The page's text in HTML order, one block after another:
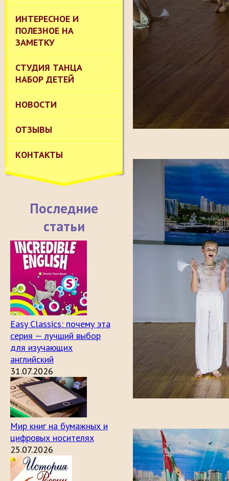
ИНТЕРЕСНОЕ И
ПОЛЕЗНОЕ НА
ЗАМЕТКУ
СТУДИЯ ТАНЦА
НАБОР ДЕТЕЙ
НОВОСТИ
ОТЗЫВЫ
КОНТАКТЫ
Последние
статьи
Easy Classics: почему эта
серия — лучший выбор
для изучающих
английский
31.07.2026
Мир книг на бумажных и
цифровых носителях
25.07.2026